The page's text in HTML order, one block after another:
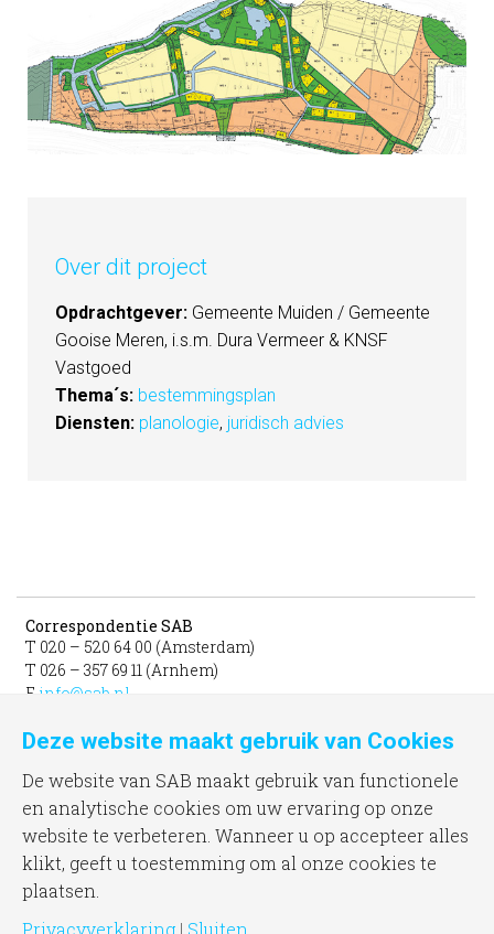
Over dit project
Opdrachtgever: Gemeente Muiden / Gemeente
Gooise Meren, i.s.m. Dura Vermeer & KNSF
Vastgoed
Thema´s: bestemmingsplan
Diensten: planologie, juridisch advies
Correspondentie SAB
T 020 – 520 64 00 (Amsterdam)
T 026 – 357 69 11 (Arnhem)
E info@sab.nl
Bezoekadres Amsterdam
gevestigd in het INIT
unit 331b
Jacob Bontiusplaats 9
1018 LL Amsterdam
Bezoekadres Arnhem
Frombergdwarsstraat 54
Deze website maakt gebruik van Cookies
De website van SAB maakt gebruik van functionele
en analytische cookies om uw ervaring op onze
website te verbeteren. Wanneer u op accepteer alles
klikt, geeft u toestemming om al onze cookies te
plaatsen.
Privacyverklaring | Sluiten